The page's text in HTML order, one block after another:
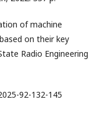
of machine
on their key
Radio Engineering
92-132-145